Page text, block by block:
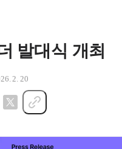
발대식 개최
2. 20